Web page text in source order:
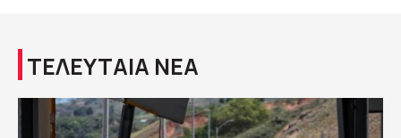
ΤΕΛΕΥΤΑΙΑ ΝΕΑ